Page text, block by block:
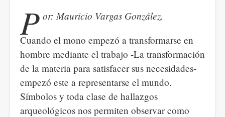
P or: Mauricio Vargas González.
Cuando el mono empezó a transformarse en
hombre mediante el trabajo -La transformación
de la materia para satisfacer sus necesidades-
empezó este a representarse el mundo.
Símbolos y toda clase de hallazgos
arqueológicos nos permiten observar como